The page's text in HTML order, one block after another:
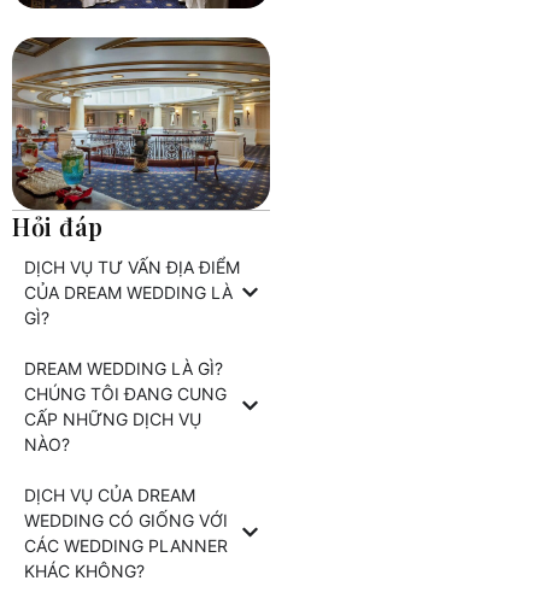
Hỏi đáp
DỊCH VỤ TƯ VẤN ĐỊA ĐIỂM
CỦA DREAM WEDDING LÀ
GÌ?
DREAM WEDDING LÀ GÌ?
CHÚNG TÔI ĐANG CUNG
CẤP NHỮNG DỊCH VỤ
NÀO?
DỊCH VỤ CỦA DREAM
WEDDING CÓ GIỐNG VỚI
CÁC WEDDING PLANNER
KHÁC KHÔNG?